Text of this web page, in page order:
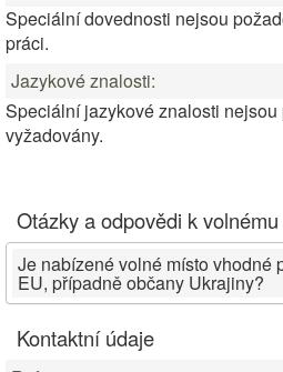
Speciální dovednosti nejsou
práci.
Jazykové znalosti:
Speciální jazykové znalosti nejsou
vyžadovány.
Otázky a odpovědi k
Je nabízené volné místo vhodné
EU, případně občany Ukrajiny?
Kontaktní údaje